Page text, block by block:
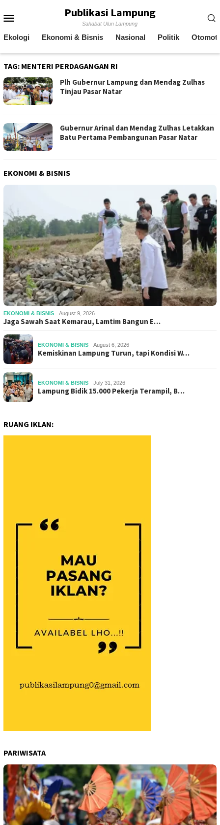
to
Publikasi Lampung
Sahabat Ulun Lampung
Ekologi Ekonomi & Bisnis Nasional Politik
TAG: MENTERI PERDAGANGAN RI
Plh Gubernur Lampung dan Mendag Zulhas
Tinjau Pasar Natar
Gubernur Arinal dan Mendag Zulhas Letakkan
Batu Pertama Pembangunan Pasar Natar
EKONOMI & BISNIS
EKONOMI & BISNIS August 9, 2026
Jaga Sawah Saat Kemarau, Lamtim Bangun E…
EKONOMI & BISNIS August 6, 2026
Kemiskinan Lampung Turun, tapi Kondisi W…
EKONOMI & BISNIS July 31, 2026
Lampung Bidik 15.000 Pekerja Terampil, B…
RUANG IKLAN:
PARIWISATA